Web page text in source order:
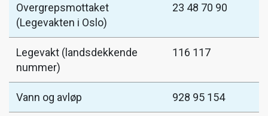
Overgrepsmottaket
(Legevakten i Oslo)
23 48 70 90
Legevakt (landsdekkende
nummer)
116 117
Vann og avløp 928 95 154